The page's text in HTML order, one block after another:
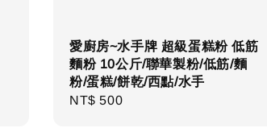
愛廚房~水手牌 超級蛋糕粉 低筋
麵粉 10公斤/聯華製粉/低筋/麵
粉/蛋糕/餅乾/西點/水手
Regular
NT$ 500